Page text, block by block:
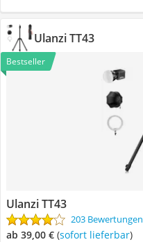
Ulanzi TT43
Bestseller
Ulanzi TT43
203 Bewertungen
ab 39,00 € ( Sofort lieferbar)